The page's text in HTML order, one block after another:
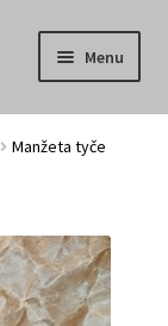
Menu
Manžeta tyče